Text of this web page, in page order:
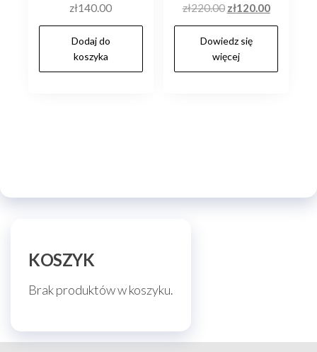
zł140.00
Dodaj do
koszyka
zł220.00 Pierwotna
cena
wynosiła:
zł220.00.
zł120.00Aktualna
cena
Dowiedz się
więcej
KOSZYK
Brak produktów w koszyku.